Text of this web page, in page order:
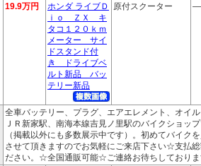
19.9万円
ホンダ ライブＤ
ｉｏ ＺＸ キ
タコ１２０ｋｍ
メーター サイ
ドスタンド付
き ドライブベ
ルト新品 バッ
テリー新品
原付スクーター ―
全車バッテリー、プラグ、エアエレメント、オイ
ＪＲ新家駅、南海本線吉見ノ里駅のバイクショッ
（掲載以外にも多数展示中です）。初めてバイク
させて頂きますのでお気軽にご来店下さい☆支払
ださい。☆全国通販可能☆ご連絡お待ちしており